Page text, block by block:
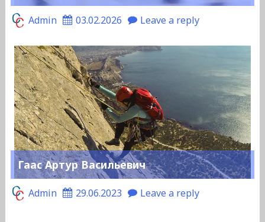
Admin 03.02.2026 Leave a reply
Гаас Артур Васильевич
Admin 29.06.2023 Leave a reply